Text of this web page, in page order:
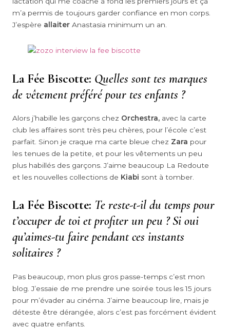
m’a permis de toujours garder confiance en mon corps.
J’espère allaiter Anastasia minimum un an.
La Fée Biscotte: Quelles sont tes marques
de vêtement préféré pour tes enfants ?
Alors j’habille les garçons chez Orchestra, avec la carte
club les affaires sont très peu chères, pour l’école c’est
parfait. Sinon je craque ma carte bleue chez Zara pour
les tenues de la petite, et pour les vêtements un peu
plus habillés des garçons. J’aime beaucoup La Redoute
et les nouvelles collections de Kiabi sont à tomber.
La Fée Biscotte: Te reste-t-il du temps pour
t’occuper de toi et profiter un peu ? Si oui
qu’aimes-tu faire pendant ces instants
solitaires ?
Pas beaucoup, mon plus gros passe-temps c’est mon
blog. J’essaie de me prendre une soirée tous les 15 jours
pour m’évader au cinéma. J’aime beaucoup lire, mais je
déteste être dérangée, alors c’est pas forcément évident
avec quatre enfants.